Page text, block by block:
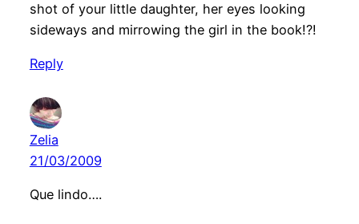
shot of your little daughter, her eyes looking
sideways and mirrowing the girl in the book!?!
Reply
Zelia
21/03/2009
Que lindo….